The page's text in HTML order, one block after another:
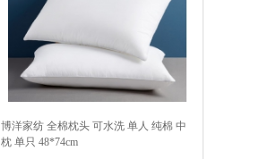
博洋家纺 全棉枕头 可水洗 单人 纯棉 中
枕 单只 48*74cm